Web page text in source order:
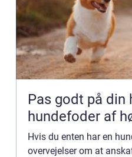
Pas godt på din
hundefoder af
Hvis du enten har en
overvejelser om at